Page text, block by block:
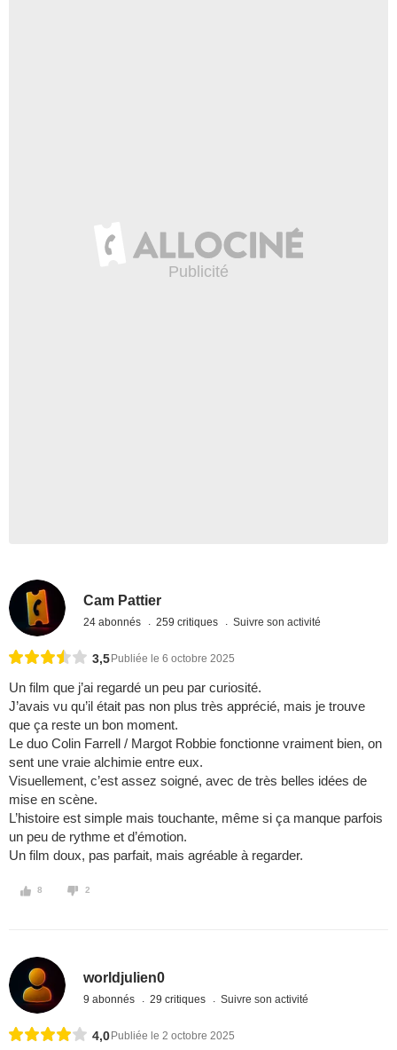
Cam Pattier
24 abonnés 259 critiques Suivre son activité
3,5 Publiée le 6 octobre 2025
Un film que j’ai regardé un peu par curiosité.
J’avais vu qu’il était pas non plus très apprécié, mais je trouve
que ça reste un bon moment.
Le duo Colin Farrell / Margot Robbie fonctionne vraiment bien, on
sent une vraie alchimie entre eux.
Visuellement, c’est assez soigné, avec de très belles idées de
mise en scène.
L’histoire est simple mais touchante, même si ça manque parfois
un peu de rythme et d’émotion.
Un film doux, pas parfait, mais agréable à regarder.
8 2
worldjulien0
9 abonnés 29 critiques Suivre son activité
4,0 Publiée le 2 octobre 2025